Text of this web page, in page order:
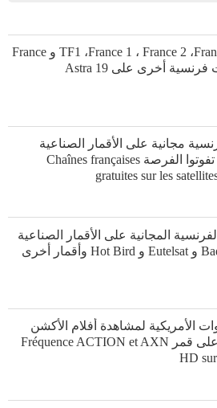
تردد TF1 ،France 1 ، France 2 ،France 3 و France
مجانية على الأقمار الصناعية
التالية، لا تفوتوا الفرصة Chaînes françaises
gratuites sur les
المجانية على الأقمار الصناعية
الأمريكية لمشاهدة أفلام الأكشن
والدراما على قمر Fréquence ACTION et AXN
HD